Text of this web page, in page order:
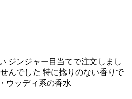
ジンジャー目当てで注文しまし
んでした 特に捻りのない香りで
ウッディ系の香水